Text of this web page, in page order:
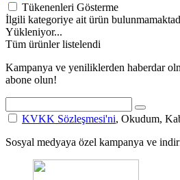
Tükenenleri Gösterme
İlgili kategoriye ait ürün
Yükleniyor...
Tüm ürünler listelendi
Kampanya ve yeniliklerden haberdar
abone olun!
KVKK Sözleşmesi'ni, Okudum,
Sosyal medyaya özel kampanya ve